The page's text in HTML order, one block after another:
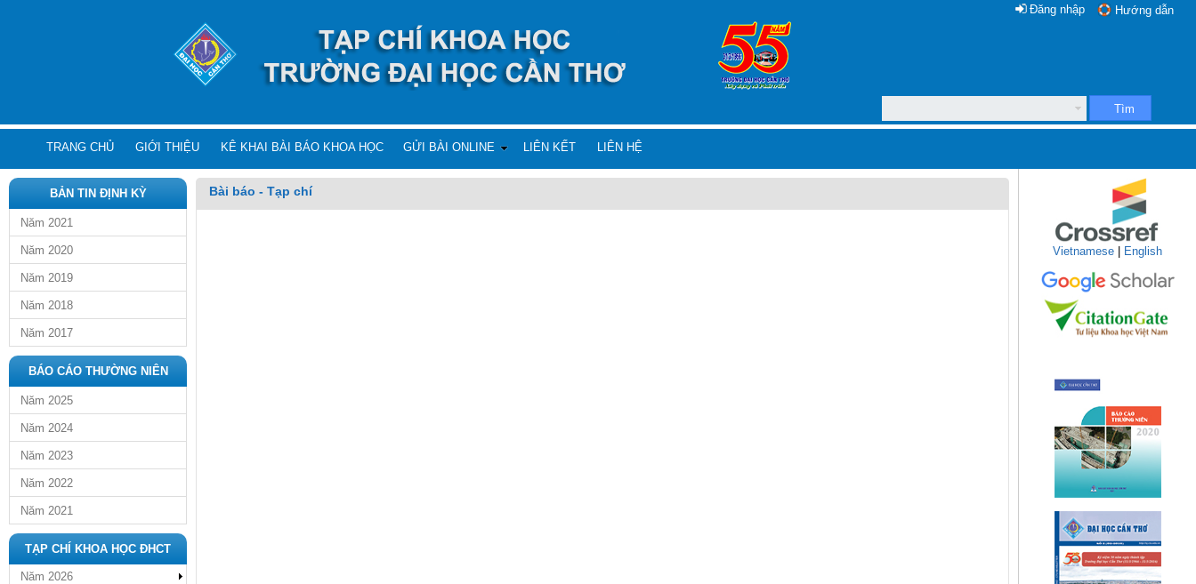
Hướng dẫn
Đăng nhập
Tìm
TRANG CHỦ GIỚI THIỆU KÊ KHAI BÀI BÁO KHOA HỌC GỬI BÀI ONLINE LIÊN KẾT LIÊN HỆ
BẢN TIN ĐỊNH KỲ
Năm 2021
Năm 2020
Năm 2019
Năm 2018
Năm 2017
BÁO CÁO THƯỜNG NIÊN
Năm 2025
Năm 2024
Năm 2023
Năm 2022
Năm 2021
TẠP CHÍ KHOA HỌC ĐHCT
Năm 2026
Bài báo - Tạp chí
Vietnamese English